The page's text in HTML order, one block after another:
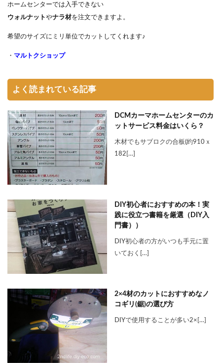
ホームセンターでは入手できない
ウォルナットやナラ材を注文できますよ。
希望のサイズにミリ単位でカットしてくれます♪
・ マルトクショップ
よく読まれている記事
DCMカーマホームセンターのカ
ットサービス料金はいくら？
木材でもサブロクの合板(約910ｘ
182[…]
DIY初心者におすすめの本！実
践に役立つ書籍を厳選（DIY入
門書））
DIY初心者の方がいつも手元に置
いておく[…]
2×4材のカットにおすすめなノ
コギリ(鋸)の選び方
DIYで使用することが多い2×[…]